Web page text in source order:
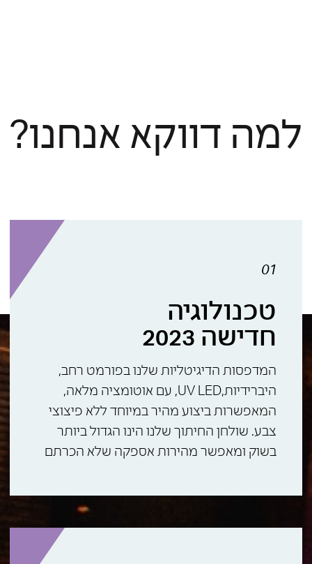
למה דווקא אנחנו?
01
טכנולוגיה
חדישה 2023
המדפסות הדיגיטליות שלנו בפורמט רחב,
היברידיות,UV LED, עם אוטומציה מלאה,
המאפשרות ביצוע מהיר במיוחד ללא פיצוצי
צבע. שולחן החיתוך שלנו הינו הגדול ביותר
בשוק ומאפשר מהירות אספקה שלא הכרתם